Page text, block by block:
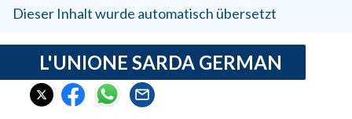
MEDIO CAMPIDANO
SASSARI E PROVINCIA
GALLURA
NUORO E PROVINCIA
Dieser Inhalt wurde automatisch übersetzt
L'UNIONE SARDA GERMAN